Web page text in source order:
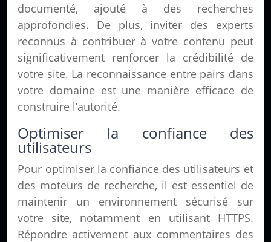
documenté, ajouté à des recherches
approfondies. De plus, inviter des experts
reconnus à contribuer à votre contenu peut
significativement renforcer la crédibilité de
votre site. La reconnaissance entre pairs dans
votre domaine est une manière efficace de
construire l’autorité.
Optimiser la confiance des
utilisateurs
Pour optimiser la confiance des utilisateurs et
des moteurs de recherche, il est essentiel de
maintenir un environnement sécurisé sur
votre site, notamment en utilisant HTTPS.
Répondre activement aux commentaires des